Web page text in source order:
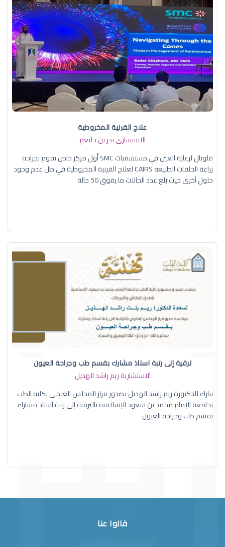
علاج القرنية المخروطية
الاستشاري بدر بن جليغم
قلوبال لرعاية العين في مستشفيات SMC أول مركز خاص يقوم بجراحة
زراعة الحلقات الطبيعة CAIRS لعلاج القرنية المخروطية في ظل عدم وجود
حلول آخرى حيث بلغ عدد الحالات ما يفوق 50 حالة
ترقية إلى رتبة استاذ مشارك بقسم طب وجراحة العيون
الاستشارية ريم راشد الهذيل
نبارك للدكتورة ريم راشد الهذيل بصدور قرار المجلس العلمي بكلية الطب
بجامعة الإمام محمد بن سعود الإسلامية بالترقية إلى رتبة استاذ مشارك
بقسم طب وجراحة العيون
قالوا عنا